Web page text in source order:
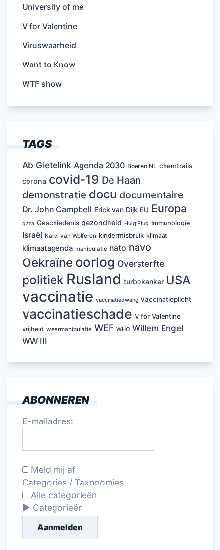
University of me
V for Valentine
Viruswaarheid
Want to Know
WTF show
TAGS
Ab Gietelink Agenda 2030 Boeren NL chemtrails
corona covid-19 De Haan
demonstratie docu documentaire
Dr. John Campbell Erick van Dijk EU Europa
gaza Geschiedenis gezondheid Huig Plug Immunologie
Israël Karel van Wolferen kindermisbruik klimaat
klimaatagenda manipulatie nato navo
Oekraïne oorlog Oversterfte
politiek Rusland turbokanker USA
vaccinatie vaccinatiedwang vaccinatieplicht
vaccinatieschade V for Valentine
vrijheid weermanipulatie WEF WHO Willem Engel
WW III
ABONNEREN
E-mailadres:
Meld mij af
Categories / Taxonomies
Alle categorieën
Categorieën
Aanmelden